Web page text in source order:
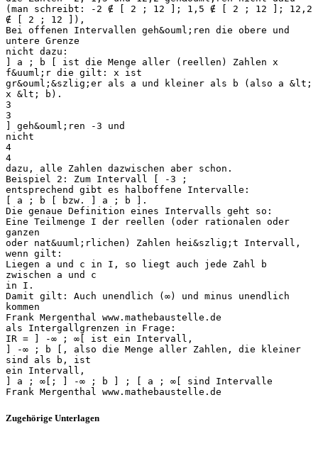
(man schreibt: -2 ∉ [ 2 ; 12 ]; 1,5 ∉ [ 2 ; 12 ]; 12,2
∉ [ 2 ; 12 ]),
Bei offenen Intervallen geh&ouml;ren die obere und
untere Grenze
nicht dazu:
] a ; b [ ist die Menge aller (reellen) Zahlen x
f&uuml;r die gilt: x ist
gr&ouml;&szlig;er als a und kleiner als b (also a &lt;
x &lt; b).
3
3
] geh&ouml;ren -3 und
nicht
4
4
dazu, alle Zahlen dazwischen aber schon.
Beispiel 2: Zum Intervall [ -3 ;
entsprechend gibt es halboffene Intervalle:
[ a ; b [ bzw. ] a ; b ].
Die genaue Definition eines Intervalls geht so:
Eine Teilmenge I der reellen (oder rationalen oder
ganzen
oder nat&uuml;rlichen) Zahlen hei&szlig;t Intervall,
wenn gilt:
Liegen a und c in I, so liegt auch jede Zahl b
zwischen a und c
in I.
Damit gilt: Auch unendlich (∞) und minus unendlich
kommen
Frank Mergenthal www.mathebaustelle.de
als Intergallgrenzen in Frage:
IR = ] -∞ ; ∞[ ist ein Intervall,
] -∞ ; b [, also die Menge aller Zahlen, die kleiner
sind als b, ist
ein Intervall,
] a ; ∞[; ] -∞ ; b ] ; [ a ; ∞[ sind Intervalle
Zugehörige Unterlagen